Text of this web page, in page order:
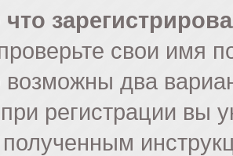
свои имя
возможны два
регистрации вы
полученным